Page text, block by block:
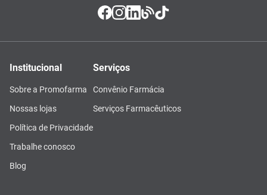
Institucional
Sobre a Promofarma
Nossas lojas
Política de Privacidade
Trabalhe conosco
Blog
Serviços
Convênio Farmácia
Serviços Farmacêuticos